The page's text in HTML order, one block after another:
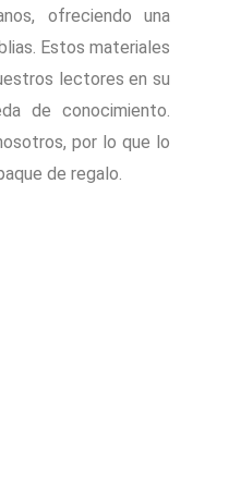
ofreciendo una
Estos materiales
lectores en su
de conocimiento.
por lo que lo
de regalo.